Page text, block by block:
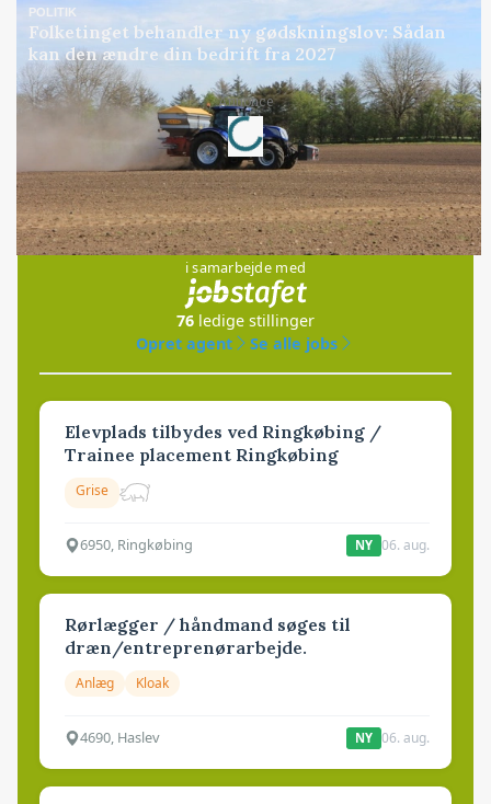
POLITIK
Folketinget behandler ny gødskningslov: Sådan
kan den ændre din bedrift fra 2027
Annonce
Loading...
Jobs
i samarbejde med
76 ledige stillinger
Opret agent
Se alle jobs
Elevplads tilbydes ved Ringkøbing /
Trainee placement Ringkøbing
Grise
6950, Ringkøbing NY 06. aug.
Rørlægger / håndmand søges til
dræn/entreprenørarbejde.
Anlæg Kloak
4690, Haslev NY 06. aug.